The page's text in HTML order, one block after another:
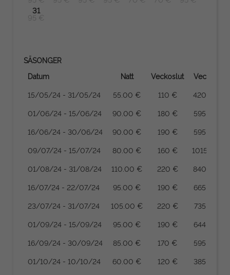
31
95 €
SÄSONGER
Datum
Natt Veckoslut Vecka
15/05/24 - 31/05/24 55.00 € 110 € 420 €
01/06/24 - 15/06/24 90.00 € 180 € 595 €
16/06/24 - 30/06/24 90.00 € 190 € 595 €
09/07/24 - 15/07/24 80.00 € 160 € 1015 €
01/08/24 - 31/08/24 110.00 € 220 € 840 €
16/07/24 - 22/07/24 95.00 € 190 € 665 €
23/07/24 - 31/07/24 105.00 € 220 € 735 €
01/09/24 - 15/09/24 95.00 € 190 € 644 €
16/09/24 - 30/09/24 85.00 € 170 € 595 €
01/10/24 - 10/10/24 60.00 € 120 € 385 €